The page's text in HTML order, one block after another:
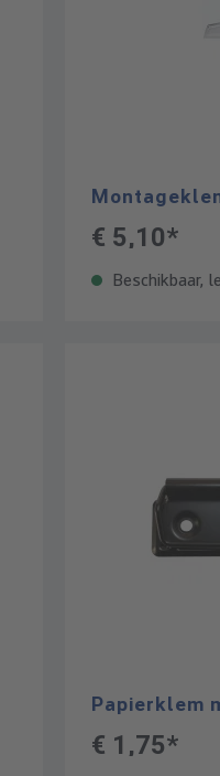
€ 5,10*
Beschikbaar,
Papierklem
€ 1,75*